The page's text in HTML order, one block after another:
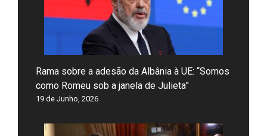
Rama sobre a adesão da Albânia à UE: “Somos
como Romeu sob a janela de Julieta”
19 de Junho, 2026